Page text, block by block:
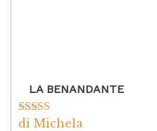
LA BENANDANTE
Valutato5su
di Michela